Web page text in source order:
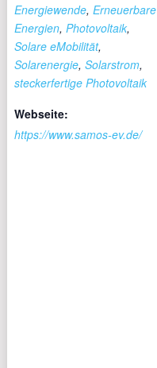
Energiewende, Erneuerbare
Energien, Photovoltaik,
Solare eMobilität,
Solarenergie, Solarstrom,
steckerfertige Photovoltaik
Webseite:
https://www.samos-ev.de/